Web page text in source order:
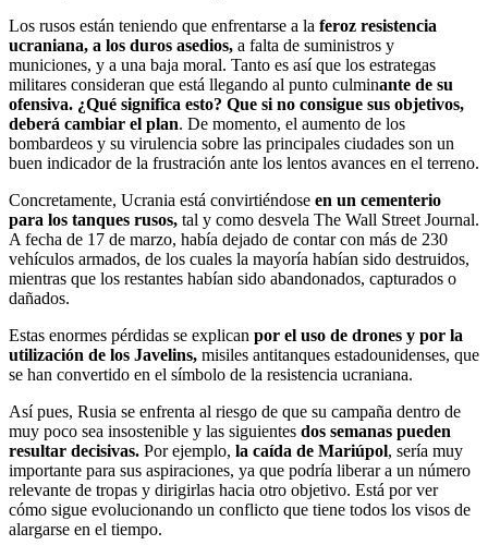
Los rusos están teniendo que enfrentarse a la feroz resistencia
ucraniana, a los duros asedios, a falta de suministros y
municiones, y a una baja moral. Tanto es así que los estrategas
militares consideran que está llegando al punto culminante de su
ofensiva. ¿Qué significa esto? Que si no consigue sus objetivos,
deberá cambiar el plan. De momento, el aumento de los
bombardeos y su virulencia sobre las principales ciudades son un
buen indicador de la frustración ante los lentos avances en el terreno.
Concretamente, Ucrania está convirtiéndose en un cementerio
para los tanques rusos, tal y como desvela The Wall Street Journal.
A fecha de 17 de marzo, había dejado de contar con más de 230
vehículos armados, de los cuales la mayoría habían sido destruidos,
mientras que los restantes habían sido abandonados, capturados o
dañados.
Estas enormes pérdidas se explican por el uso de drones y por la
utilización de los Javelins, misiles antitanques estadounidenses, que
se han convertido en el símbolo de la resistencia ucraniana.
Así pues, Rusia se enfrenta al riesgo de que su campaña dentro de
muy poco sea insostenible y las siguientes dos semanas pueden
resultar decisivas. Por ejemplo, la caída de Mariúpol, sería muy
importante para sus aspiraciones, ya que podría liberar a un número
relevante de tropas y dirigirlas hacia otro objetivo. Está por ver
cómo sigue evolucionando un conflicto que tiene todos los visos de
alargarse en el tiempo.